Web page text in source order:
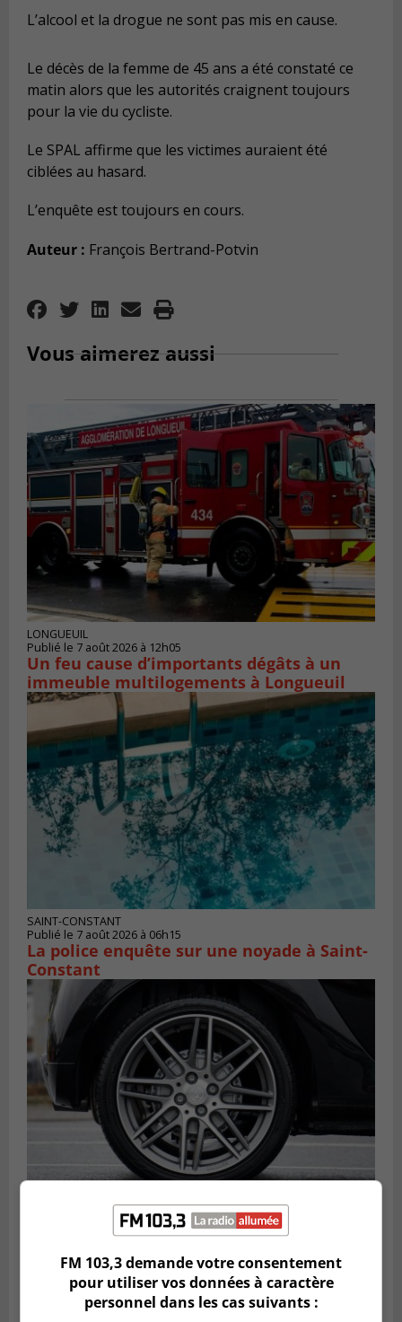
L’alcool et la drogue ne sont pas mis en cause.
Le décès de la femme de 45 ans a été constaté ce
matin alors que les autorités craignent toujours
pour la vie du cycliste.
Le SPAL affirme que les victimes auraient été
ciblées au hasard.
L’enquête est toujours en cours.
Auteur : François Bertrand-Potvin
Vous aimerez aussi
LONGUEUIL
Publié le 7 août 2026 à 12h05
Un feu cause d’importants dégâts à un
immeuble multilogements à Longueuil
SAINT-CONSTANT
Publié le 7 août 2026 à 06h15
La police enquête sur une noyade à Saint-
Constant
Publié le 6 août 2026 à 11h58
Des jeunes ciblent la Montérégie pour
le Défi écrou de roue
FM 103,3 demande votre consentement
pour utiliser vos données à caractère
personnel dans les cas suivants :